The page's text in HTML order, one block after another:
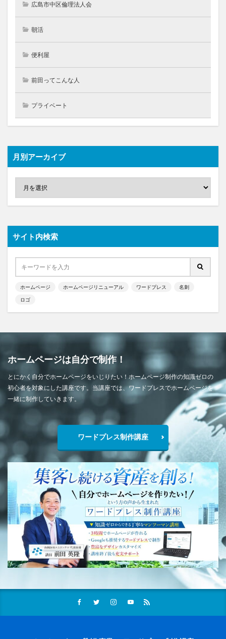
広島市中区倫理法人会
朝活
便利屋
前田ってこんな人
プライベート
月別アーカイブ
サイト内検索
ホームページ ホームページリニューアル ワードプレス 名刺
ロゴ
ホームページは自分で制作！
とにかく自分でホームページをいじりたい！ホームページ制作の知識ゼロの
初心者を対象にした講座です。当講座では、ワードプレスでホームページを
一緒に制作していきます。
ワードプレス制作講座